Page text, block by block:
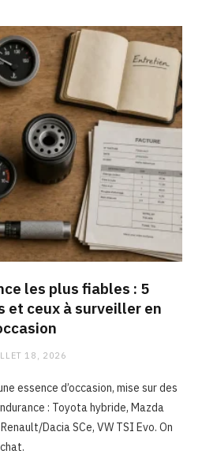
les plus fiables : 5
et ceux à surveiller en
18, 2026
essence d’occasion, mise sur des
: Toyota hybride, Mazda
Dacia SCe, VW TSI Evo. On